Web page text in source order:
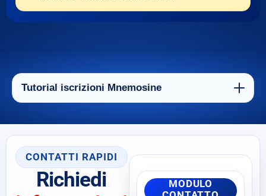
Tutorial iscrizioni Mnemosine
CONTATTI RAPIDI
Richiedi
MODULO